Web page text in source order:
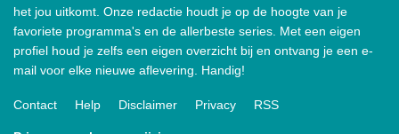
het jou uitkomt. Onze redactie houdt je op de hoogte van je
favoriete programma's en de allerbeste series. Met een eigen
profiel houd je zelfs een eigen overzicht bij en ontvang je een e-
mail voor elke nieuwe aflevering. Handig!
Contact Help Disclaimer Privacy RSS